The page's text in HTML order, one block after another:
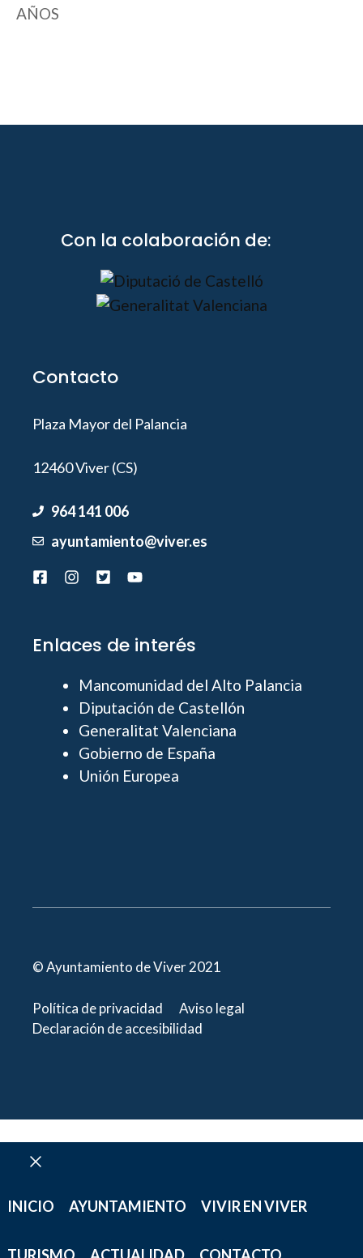
AÑOS
Con la colaboración de:
Contacto
Plaza Mayor del Palancia
12460 Viver (CS)
964 141 006
ayuntamiento@viver.es
Enlaces de interés
Mancomunidad del Alto Palancia
Diputación de Castellón
Generalitat Valenciana
Gobierno de España
Unión Europea
© Ayuntamiento de Viver 2021
Política de privacidad
Aviso legal
Declaración de accesibilidad
INICIO
AYUNTAMIENTO VIVIR EN VIVER